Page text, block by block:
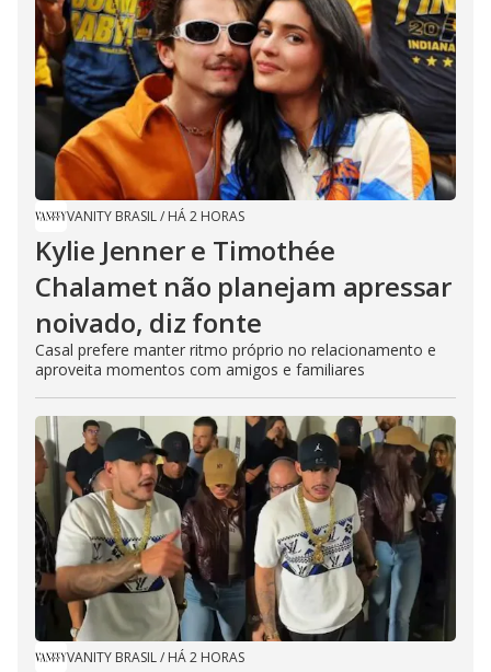
VANITY BRASIL/ HÁ 2 HORAS
Kylie Jenner e Timothée
Chalamet não planejam apressar
noivado, diz fonte
Casal prefere manter ritmo próprio no relacionamento e
aproveita momentos com amigos e familiares
VANITY BRASIL/ HÁ 2 HORAS